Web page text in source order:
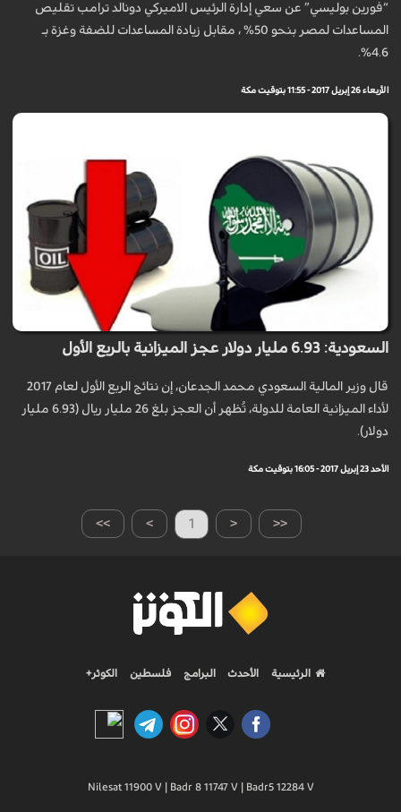
“فورين بوليسي” عن سعي إدارة الرئيس الاميركي دونالد ترامب تقليص
المساعدات لمصر بنحو 50% ، مقابل زيادة المساعدات للضفة وغزة بـ
4.6%.
الأربعاء 26 إبريل 2017 - 11:55 بتوقيت مكة
السعودية: 6.93 مليار دولار عجز الميزانية بالربع الأول
قال وزير المالية السعودي محمد الجدعان، إن نتائج الربع الأول لعام 2017
لأداء الميزانية العامة للدولة، تُظهر أن العجز بلغ 26 مليار ريال (6.93 مليار
دولار).
الأحد 23 إبريل 2017 - 16:05 بتوقيت مكة
>> > 1 < <<
الرئيسية الأحدث البرامج فلسطين الكوثر+
Nilesat 11900 V | Badr 8 11747 V | Badr5 12284 V